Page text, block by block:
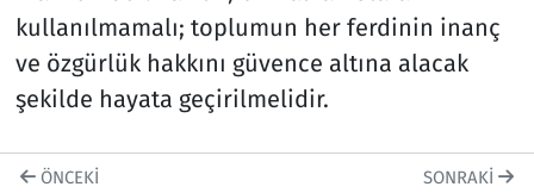
kullanılmamalı; toplumun her ferdinin inanç
ve özgürlük hakkını güvence altına alacak
şekilde hayata geçirilmelidir.
ÖNCEKI SONRAKI